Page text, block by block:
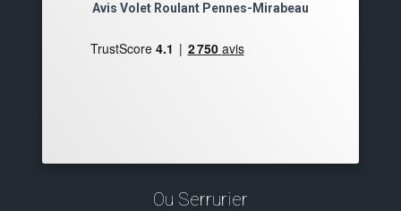
Avis Volet Roulant Pennes-Mirabeau
Ou Serrurier